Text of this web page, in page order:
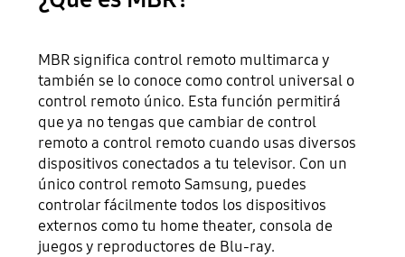
MBR significa control remoto multimarca y
también se lo conoce como control universal o
control remoto único. Esta función permitirá
que ya no tengas que cambiar de control
remoto a control remoto cuando usas diversos
dispositivos conectados a tu televisor. Con un
único control remoto Samsung, puedes
controlar fácilmente todos los dispositivos
externos como tu home theater, consola de
juegos y reproductores de Blu-ray.